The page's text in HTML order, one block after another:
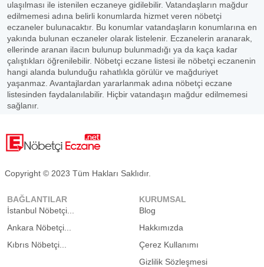
ulaşılması ile istenilen eczaneye gidilebilir. Vatandaşların mağdur
edilmemesi adına belirli konumlarda hizmet veren nöbetçi
eczaneler bulunacaktır. Bu konumlar vatandaşların konumlarına en
yakında bulunan eczaneler olarak listelenir. Eczanelerin aranarak,
ellerinde aranan ilacın bulunup bulunmadığı ya da kaça kadar
çalıştıkları öğrenilebilir. Nöbetçi eczane listesi ile nöbetçi eczanenin
hangi alanda bulunduğu rahatlıkla görülür ve mağduriyet
yaşanmaz. Avantajlardan yararlanmak adına nöbetçi eczane
listesinden faydalanılabilir. Hiçbir vatandaşın mağdur edilmemesi
sağlanır.
Copyright © 2023 Tüm Hakları Saklıdır.
BAĞLANTILAR
İstanbul Nöbetçi...
Ankara Nöbetçi...
Kıbrıs Nöbetçi...
KURUMSAL
Blog
Hakkımızda
Çerez Kullanımı
Gizlilik Sözleşmesi